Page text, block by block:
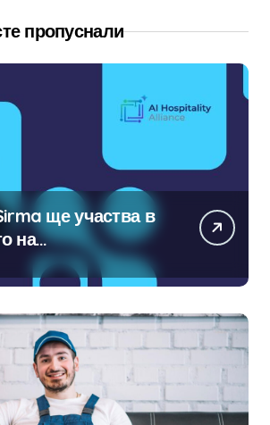
пропуснали
ще участва в
на
стандарти за
изкуствен